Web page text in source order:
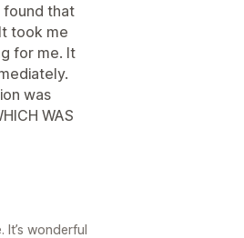
found that
took me
for me. It
was
WAS
wonderful